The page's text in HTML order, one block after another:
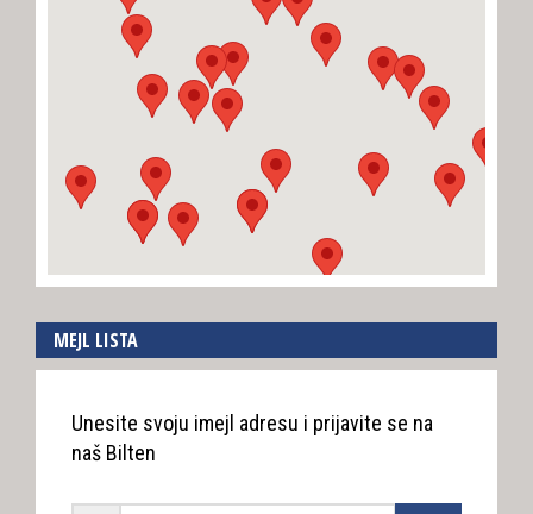
MEJL LISTA
Unesite svoju imejl adresu i prijavite se na
naš Bilten